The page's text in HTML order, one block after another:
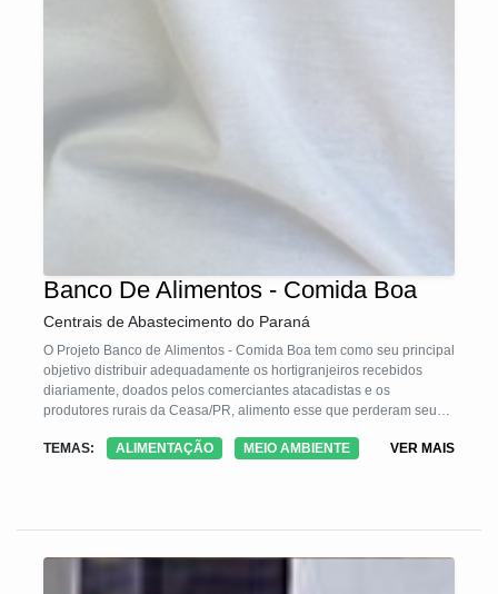
Banco De Alimentos - Comida Boa
Centrais de Abastecimento do Paraná
O Projeto Banco de Alimentos - Comida Boa tem como seu principal
objetivo distribuir adequadamente os hortigranjeiros recebidos
diariamente, doados pelos comerciantes atacadistas e os
produtores rurais da Ceasa/PR, alimento esse que perderam seu
O programa segue princípios e diretrizes das leis estaduais e
catástrofes. Desde 2020, a mão de obra é fornecida pelo DEPEN,
TEMAS: ALIMENTAÇÃO MEIO AMBIENTE VER MAIS